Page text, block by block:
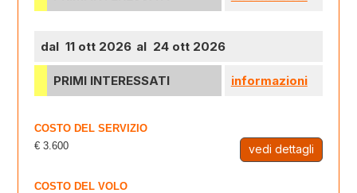
dal 11 ott 2026 al 24 ott 2026
PRIMI INTERESSATI informazioni
COSTO DEL SERVIZIO
€ 3.600
vedi dettagli
COSTO DEL VOLO